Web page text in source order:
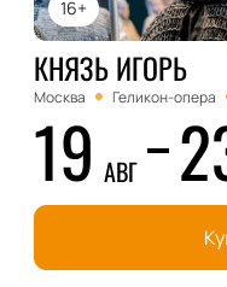
16+
КНЯЗЬ ИГОРЬ
Москва Геликон-опера
19 АВГ